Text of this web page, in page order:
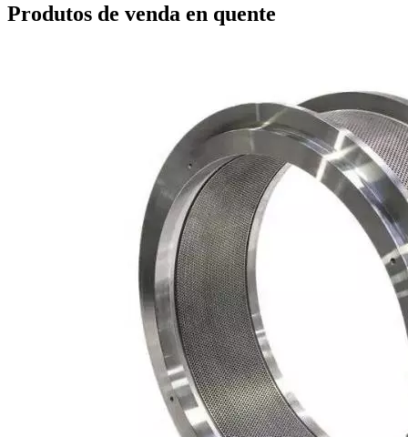
Produtos de venda en quente